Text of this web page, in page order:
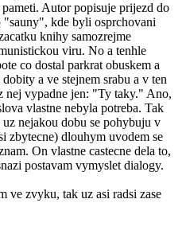
Autor popisuje prijezd do
kde byli osprchovani
knihy samozrejme
viru. No a tenhle
co dostal parkrat obuskem a
a ve stejnem srabu a v ten
vypadne jen: "Ty taky." Ano,
vlastne nebyla potreba. Tak
nejakou dobu se pohybuju v
zbytecne) dlouhym uvodem se
On vlastne castecne dela to,
postavam vymyslet dialogy.
ve zvyku, tak uz asi radsi zase